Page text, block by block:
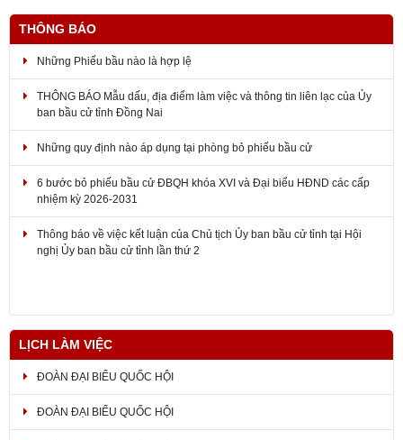
THÔNG BÁO
Những Phiếu bầu nào là hợp lệ
THÔNG BÁO Mẫu dấu, địa điểm làm việc và thông tin liên lạc của Ủy
ban bầu cử tỉnh Đồng Nai
Những quy định nào áp dụng tại phòng bỏ phiếu bầu cử
6 bước bỏ phiếu bầu cử ĐBQH khóa XVI và Đại biểu HĐND các cấp
nhiệm kỳ 2026-2031
Thông báo về việc kết luận của Chủ tịch Ủy ban bầu cử tỉnh tại Hội
nghị Ủy ban bầu cử tỉnh lần thứ 2
LỊCH LÀM VIỆC
ĐOÀN ĐẠI BIỂU QUỐC HỘI
ĐOÀN ĐẠI BIỂU QUỐC HỘI